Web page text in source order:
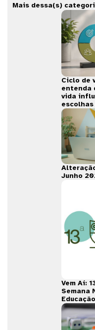
Mais dessa(s)
Ciclo de
entenda
vida
Junho
Vem Aí:
Semana